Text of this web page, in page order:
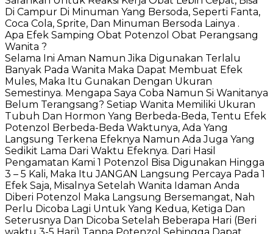
Di Campur Di Minuman Yang Bersoda, Seperti Fanta,
Coca Cola, Sprite, Dan Minuman Bersoda Lainya .
Apa Efek Samping Obat Potenzol Obat Perangsang
Wanita ?
Selama Ini Aman Namun Jika Digunakan Terlalu
Banyak Pada Wanita Maka Dapat Membuat Efek
Mules, Maka Itu Gunakan Dengan Ukuran
Semestinya. Mengapa Saya Coba Namun Si Wanitanya
Belum Terangsang? Setiap Wanita Memiliki Ukuran
Tubuh Dan Hormon Yang Berbeda-Beda, Tentu Efek
Potenzol Berbeda-Beda Waktunya, Ada Yang
Langsung Terkena Efeknya Namun Ada Juga Yang
Sedikit Lama Dari Waktu Efeknya. Dari Hasil
Pengamatan Kami 1 Potenzol Bisa Digunakan Hingga
3 – 5 Kali, Maka Itu JANGAN Langsung Percaya Pada 1
Efek Saja, Misalnya Setelah Wanita Idaman Anda
Diberi Potenzol Maka Langsung Bersemangat, Nah
Perlu Dicoba Lagi Untuk Yang Kedua, Ketiga Dan
Seterusnya Dan Dicoba Setelah Beberapa Hari (Beri